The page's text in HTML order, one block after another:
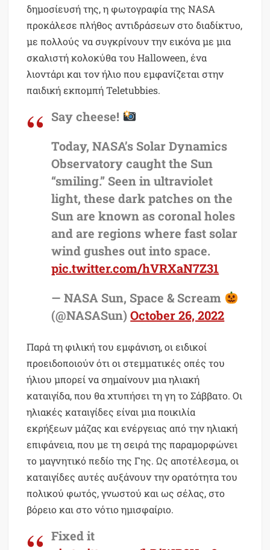
δημοσίευσή της, η φωτογραφία της NASA
προκάλεσε πλήθος αντιδράσεων στο διαδίκτυο,
με πολλούς να συγκρίνουν την εικόνα με μια
σκαλιστή κολοκύθα του Halloween, ένα
λιοντάρι και τον ήλιο που εμφανίζεται στην
παιδική εκπομπή Teletubbies.
Say cheese!
Today, NASA’s Solar Dynamics
Observatory caught the Sun
“smiling.” Seen in ultraviolet
light, these dark patches on the
Sun are known as coronal holes
and are regions where fast solar
wind gushes out into space.
pic.twitter.com/hVRXaN7Z31
— NASA Sun, Space & Scream
(@NASASun)October 26, 2022
Παρά τη φιλική του εμφάνιση, οι ειδικοί
προειδοποιούν ότι οι στεμματικές οπές του
ήλιου μπορεί να σημαίνουν μια ηλιακή
καταιγίδα, που θα χτυπήσει τη γη το Σάββατο. Οι
ηλιακές καταιγίδες είναι μια ποικιλία
εκρήξεων μάζας και ενέργειας από την ηλιακή
επιφάνεια, που με τη σειρά της παραμορφώνει
το μαγνητικό πεδίο της Γης. Ως αποτέλεσμα, οι
καταιγίδες αυτές αυξάνουν την ορατότητα του
πολικού φωτός, γνωστού και ως σέλας, στο
βόρειο και στο νότιο ημισφαίριο.
Fixed it